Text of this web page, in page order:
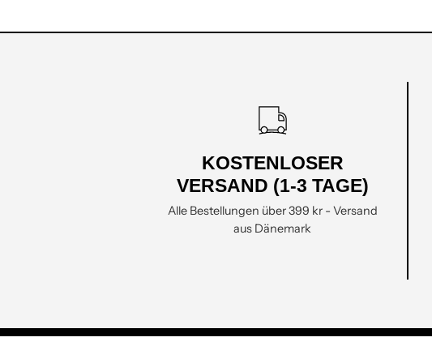
KOSTENLOSER
VERSAND (1-3 TAGE)
Alle Bestellungen über 399 kr - Versand
aus Dänemark